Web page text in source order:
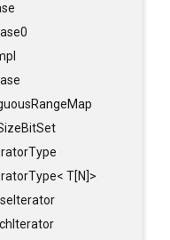
T[N]>